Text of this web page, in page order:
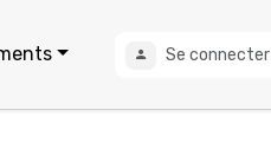
Se connecter